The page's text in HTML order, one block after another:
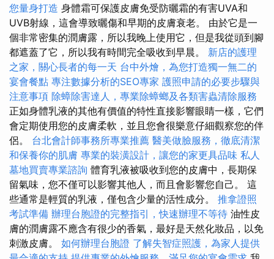
您量身打造 身體霜可保護皮膚免受防曬霜的有害UVA和
UVB射線，這會導致曬傷和早期的皮膚衰老。 由於它是一
個非常密集的潤膚露，所以我晚上使用它，但是我從頭到腳
都遮蓋了它，所以我有時間完全吸收到早晨。 新店的護理
之家，關心長者的每一天 台中外燴，為您打造獨一無二的
宴會餐點 專注數據分析的SEO專家 護照申請的必要步驟與
注意事項 除蟑除害達人，專業除蟑螂及各類害蟲清除服務
正如身體乳液的其他有價值的特性直接影響眼睛一樣，它們
會定期使用您的皮膚柔軟，並且您會很樂意仔細觀察您的伴
侶。 台北會計師事務所專業推薦 醫美做臉服務，徹底清潔
和保養你的肌膚 專業的裝潢設計，讓您的家更具品味 私人
墓地買賣專業諮詢 體育乳液被吸收到您的皮膚中，長期保
留氣味，您不僅可以影響其他人，而且會影響您自己。 這
些通常是輕質的乳液，僅包含少量的活性成分。 推拿證照
考試準備 辦理台胞證的完整指引，快速辦理不等待 油性皮
膚的潤膚露不應含有很少的香氣，最好是天然化妝品，以免
刺激皮膚。 如何辦理台胞證 了解失智症照護，為家人提供